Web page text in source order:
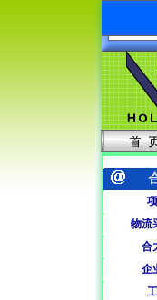
物流
合
企